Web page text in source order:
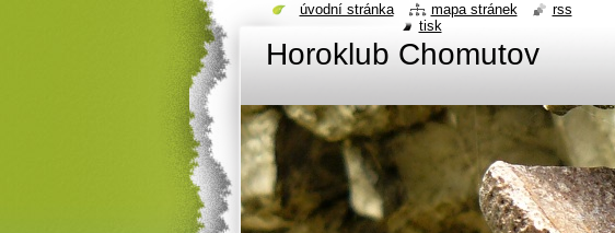
Horoklub Chomutov
úvodní stránka mapa stránek
rss
tisk